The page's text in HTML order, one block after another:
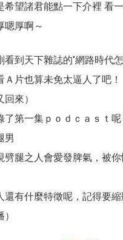
希望諸君能點一下介裡 看
嗯厚啊～
看到天下雜誌的"網路時代
Ａ片也算未免太逼人了吧！
來）
了第一集ｐｏｄｃａｓｔ
男
劈腿之人會愛發脾氣，被
還有什麼特徵呢，記得要